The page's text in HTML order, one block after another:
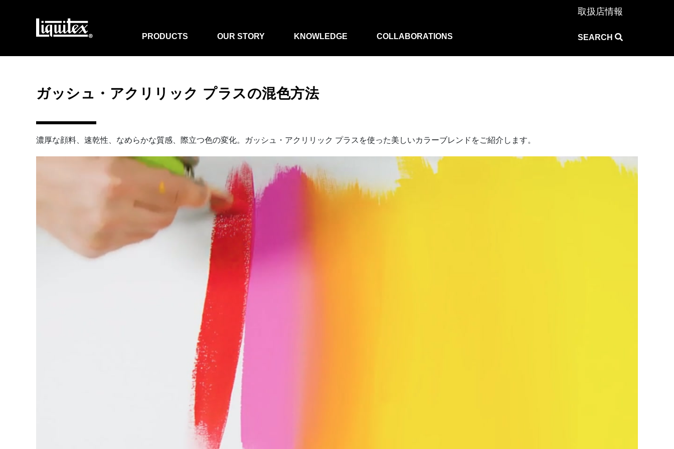
取扱店情報
SEARCH
PRODUCTS OUR STORY KNOWLEDGE COLLABORATIONS
ガッシュ・アクリリック プラスの混色方法
濃厚な顔料、速乾性、なめらかな質感、際立つ色の変化。ガッシュ・アクリリック プラスを使った美しいカラーブレンドをご紹介します。